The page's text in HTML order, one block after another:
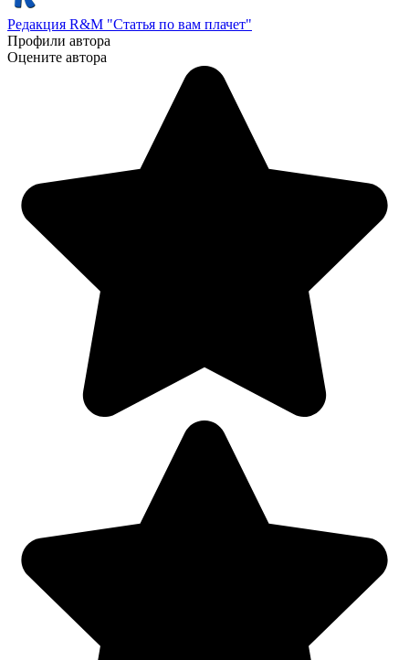
Редакция R&M "Статья по вам плачет"
Профили автора
Оцените автора